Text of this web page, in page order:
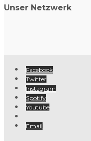
Unser Netzwerk
Facebook
Twitter
Instagram
Spotify
Youtube
Email